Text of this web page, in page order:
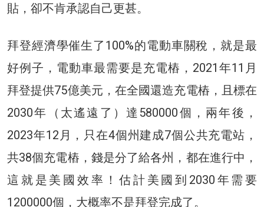
貼，卻不肯承認自己更甚。
拜登經濟學催生了100%的電動車關稅，就是最
好例子，電動車最需要是充電樁，2021年11月
拜登提供75億美元，在全國還造充電樁，且標在
2030年（太遙遠了）達580000個，兩年後，
2023年12月，只在4個州建成7個公共充電站，
共38個充電樁，錢是分了給各州，都在進行中，
這就是美國效率！估計美國到2030年需要
1200000個，大概率不是拜登完成了。